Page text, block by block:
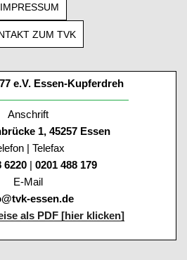
IMPRESSUM
ZUM TVK
e.V. Essen-Kupferdreh
Anschrift
1, 45257 Essen
| Telefax
6220 | 0201 488 179
E-Mail
essen.de
als PDF [hier klicken]